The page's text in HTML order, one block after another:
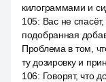
килограммами и
105: Вас не
подобранная
Проблема в том,
ту дозировку и
106: Говорят, что